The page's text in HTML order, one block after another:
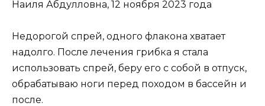
Наиля Абдулловна, 12 ноября 2023 года
Недорогой спрей, одного флакона хватает
надолго. После лечения грибка я стала
использовать спрей, беру его с собой в отпуск,
обрабатываю ноги перед походом в бассейн и
после.